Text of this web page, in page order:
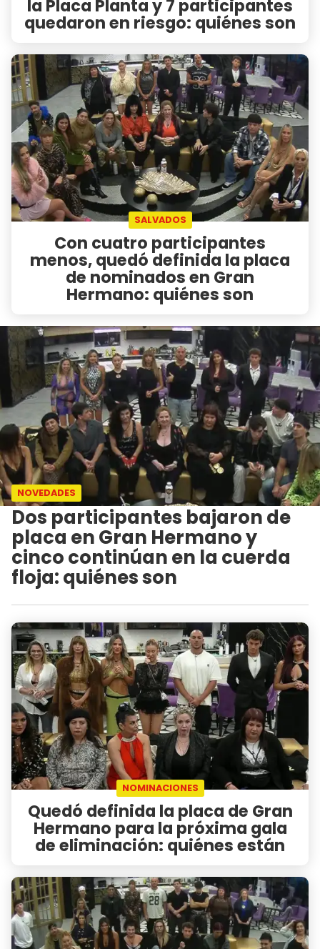
la Placa Planta y 7 participantes
quedaron en riesgo: quiénes son
SALVADOS
Con cuatro participantes
menos, quedó definida la placa
de nominados en Gran
Hermano: quiénes son
NOVEDADES
Dos participantes bajaron de
placa en Gran Hermano y
cinco continúan en la cuerda
floja: quiénes son
NOMINACIONES
Quedó definida la placa de Gran
Hermano para la próxima gala
de eliminación: quiénes están